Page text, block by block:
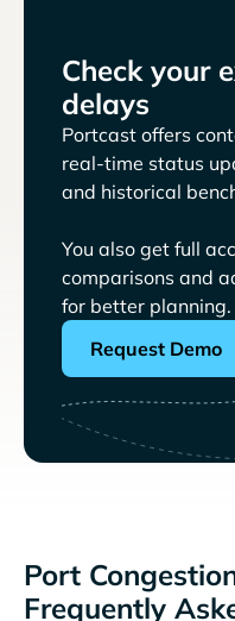
Check your
delays
Portcast offers
real-time status
and historical
You also get full
comparisons and
for better planning.
Request Demo
Port
Frequently